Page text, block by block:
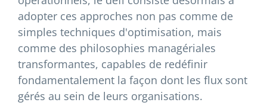
adopter ces approches non pas comme de
simples techniques d'optimisation, mais
comme des philosophies managériales
transformantes, capables de redéfinir
fondamentalement la façon dont les flux sont
gérés au sein de leurs organisations.